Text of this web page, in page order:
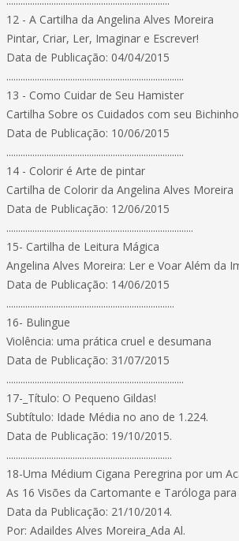
12 - A Cartilha da Angelina Alves Moreira
Pintar, Criar, Ler, Imaginar e Escrever!
Data de Publicação: 04/04/2015
...........................................................................
13 - Como Cuidar de Seu Hamister
Cartilha Sobre os Cuidados com seu
Data de Publicação: 10/06/2015
...........................................................................
14 - Colorir é Arte de pintar
Cartilha de Colorir da Angelina Alves Moreira
Data de Publicação: 12/06/2015
...............................................................................
15- Cartilha de Leitura Mágica
Angelina Alves Moreira: Ler e Voar Além da
Data de Publicação: 14/06/2015
.......................................................................
16- Bulingue
Violência: uma prática cruel e desumana
Data de Publicação: 31/07/2015
...........................................................................
17-_Título: O Pequeno Gildas!
Subtítulo: Idade Média no ano de 1.224.
Data de Publicação: 19/10/2015.
......................................................................
18-Uma Médium Cigana Peregrina por um
As 16 Visões da Cartomante e Taróloga
Data da Publicação: 21/10/2014.
Por: Adaildes Alves Moreira_Ada Al.